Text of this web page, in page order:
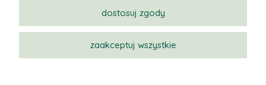
dostosuj zgody
zaakceptuj wszystkie